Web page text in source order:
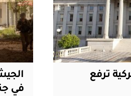
ترفع
في